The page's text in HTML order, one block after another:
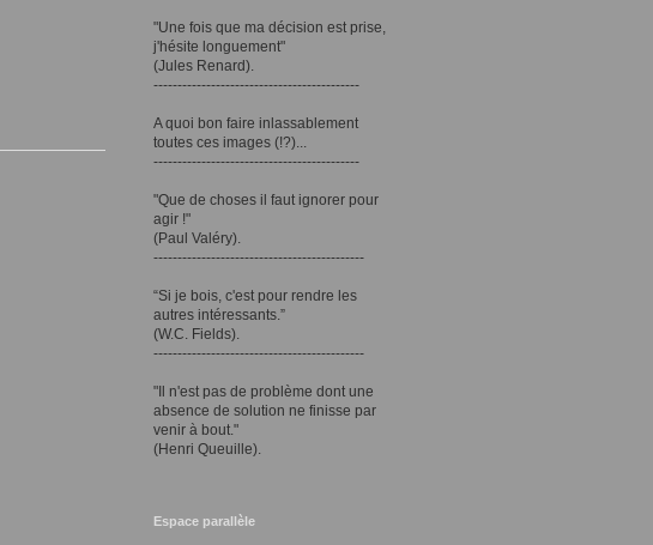
"Une fois que ma décision est prise,
j'hésite longuement"
(Jules Renard).
-------------------------------------------
A quoi bon faire inlassablement
toutes ces images (!?)...
-------------------------------------------
"Que de choses il faut ignorer pour
agir !"
(Paul Valéry).
--------------------------------------------
“Si je bois, c'est pour rendre les
autres intéressants.”
(W.C. Fields).
--------------------------------------------
"Il n'est pas de problème dont une
absence de solution ne finisse par
venir à bout."
(Henri Queuille).
Espace parallèle